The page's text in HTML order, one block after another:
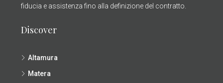
fiducia e assistenza fino alla definizione del contratto.
Discover
Altamura
Matera